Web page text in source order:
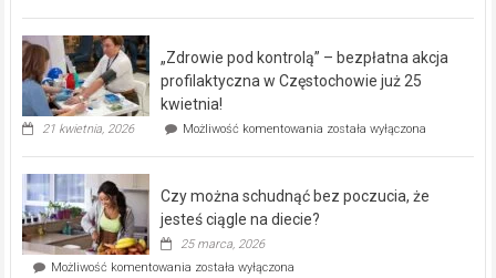
rehabilitacji
dla
„Zdrowie pod kontrolą” – bezpłatna akcja
profilaktyczna w Częstochowie już 25
kwietnia!
21 kwietnia, 2026 Możliwość komentowania „Zdrowie
bezpłatna
została wyłączona
Czy można schudnąć bez poczucia, że
jesteś ciągle na diecie?
25 marca, 2026
Możliwość komentowania Czy
została wyłączona